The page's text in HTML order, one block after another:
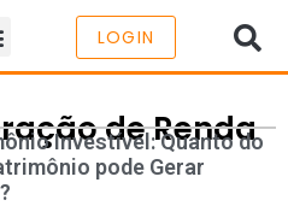
LOGIN
de Renda
Investível: Quanto do
pode Gerar